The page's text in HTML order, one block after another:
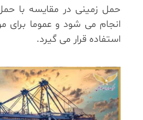
حمل زمینی در مقایسه با
انجام می شود و عموما برای
استفاده قرار می گیرد.